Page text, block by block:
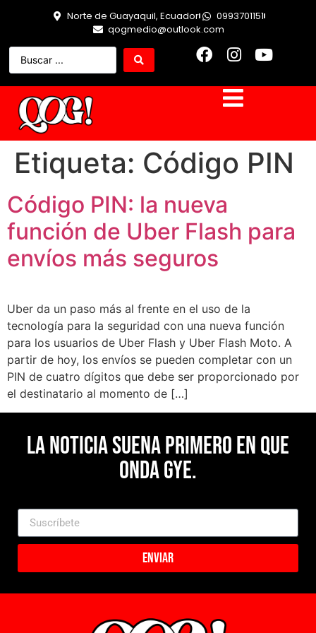
Norte de Guayaquil, Ecuador
0993701151
qogmedio@outlook.com
Etiqueta: Código PIN
Código PIN: la nueva
función de Uber Flash para
envíos más seguros
Uber da un paso más al frente en el uso de la
tecnología para la seguridad con una nueva función
para los usuarios de Uber Flash y Uber Flash Moto. A
partir de hoy, los envíos se pueden completar con un
PIN de cuatro dígitos que debe ser proporcionado por
el destinatario al momento de […]
La noticia suena primero en Que
Onda Gye.
Enviar